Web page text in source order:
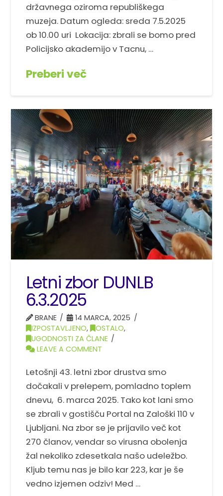
državnega oziroma republiškega
muzeja. Datum ogleda: sreda 7.5.2025
ob 10.00 uri Lokacija: zbrali se bomo pred
Policijsko akademijo v Tacnu, …
Preberi več
Letni zbor DUNLB
6.3.2025
BRANE
14 MARCA, 2025
IZPOSTAVLJENO, OSTALO,
UGODNOSTI ZA ČLANE
LEAVE A COMMENT
Letošnji 43. letni zbor drustva smo
dočakali v prelepem, pomladno toplem
dnevu, 6. marca 2025. Tako kot lani smo
se zbrali v gostišču Portal na Zaloški 110 v
Ljubljani. Na zbor se je prijavilo več kot
270 članov, vendar so virusna obolenja
žal nekoliko zdesetkala našo udeležbo.
Kljub temu nas je bilo kar 223, kar je še
vedno izjemen odziv! Med …